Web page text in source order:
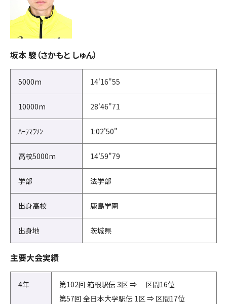
坂本 駿（さかもと しゅん）
5000m 14'16"55
10000m 28'46"71
ﾊｰﾌﾏﾗｿﾝ 1:02'50"
高校5000m 14'59"79
学部 法学部
出身高校 鹿島学園
出身地 茨城県
主要大会実績
4年
第102回 箱根駅伝 3区 ⇒ 区間16位
第57回 全日本大学駅伝 1区 ⇒ 区間17位